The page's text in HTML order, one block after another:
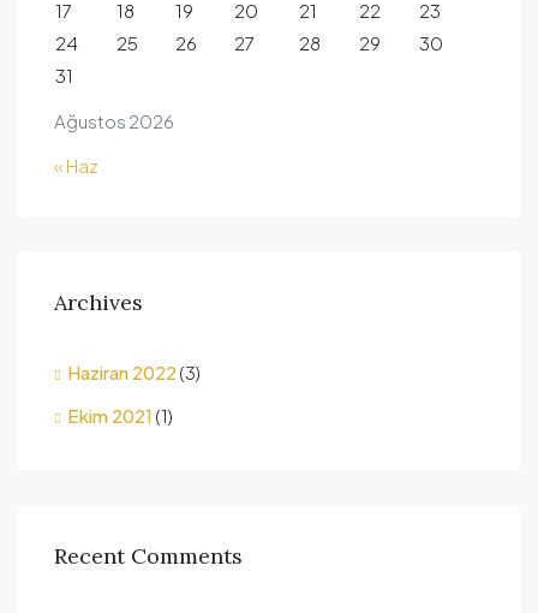
Ağustos 2026
17
18 19 20 21 22
23
24
25 26 27 28 29
30
31
« Haz
Archives
Haziran 2022 (3)
Ekim 2021 (1)
Recent Comments